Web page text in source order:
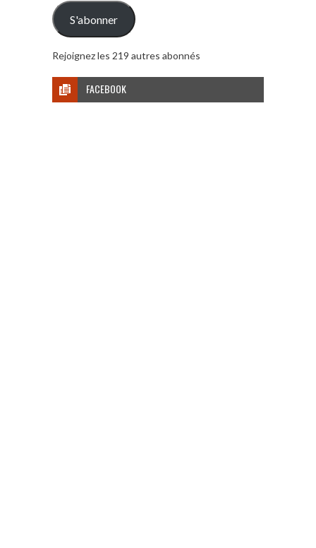
mail
S'abonner
Rejoignez les 219 autres abonnés
FACEBOOK